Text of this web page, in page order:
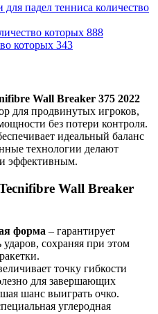
для падел тенниса количество
которых 888
которых 343
Wall Breaker 375 2022
для продвинутых игроков,
без потери контроля.
идеальный баланс
технологии делают
эффективным.
Wall Breaker
форма – гарантирует
сохраняя при этом
точку гибкости
для завершающих
шанс выиграть очко.
углеродная